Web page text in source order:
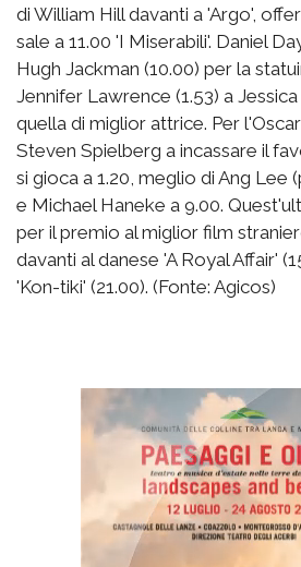
di William Hill davanti a 'Argo',
sale a 11.00 'I Miserabili'. Daniel
Hugh Jackman (10.00) per la
Jennifer Lawrence (1.53) a
quella di miglior attrice. Per
Steven Spielberg a incassare il
si gioca a 1.20, meglio di Ang Lee
e Michael Haneke a 9.00.
per il premio al miglior film
davanti al danese 'A Royal Affair'
'Kon-tiki' (21.00). (Fonte: Agicos)